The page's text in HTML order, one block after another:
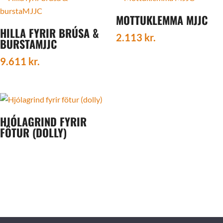
HILLA FYRIR BRÚSA &
BURSTAMJJC
9.611 kr.
MOTTUKLEMMA MJJC
2.113 kr.
HJÓLAGRIND FYRIR
FÖTUR (DOLLY)